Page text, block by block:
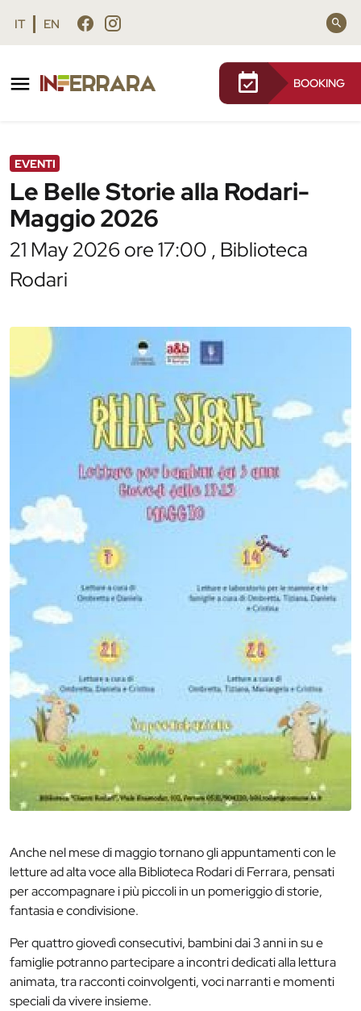
Vai al contenuto principale
Vai al footer
IT EN
BOOKING
Le Belle Storie alla Rodari- Maggio 2026
EVENTI
Le Belle Storie alla Rodari-
Maggio 2026
21 May 2026 ore 17:00 , Biblioteca
Rodari
Anche nel mese di maggio tornano gli appuntamenti con le
letture ad alta voce alla Biblioteca Rodari di Ferrara, pensati
per accompagnare i più piccoli in un pomeriggio di storie,
fantasia e condivisione.
Per quattro giovedì consecutivi, bambini dai 3 anni in su e
famiglie potranno partecipare a incontri dedicati alla lettura
animata, tra racconti coinvolgenti, voci narranti e momenti
speciali da vivere insieme.